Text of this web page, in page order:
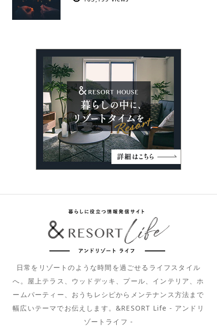
日常をリゾートのような時間を過ごせるライフスタイル
へ。屋上テラス、ウッドデッキ、プール、インテリア、ホ
ームパーティー、おうちレシピからメンテナンス方法まで
幅広いテーマでお伝えします。&RESORT Life - アンドリ
ゾートライフ -